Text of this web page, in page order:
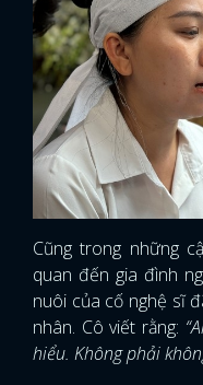
Cũng trong những
quan đến gia đình
nuôi của cố nghệ sĩ
nhân. Cô viết rằng:
hiểu. Không phải